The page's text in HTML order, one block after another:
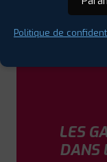
LES
DANS
Politique de